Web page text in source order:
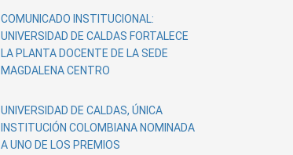
COMUNICADO INSTITUCIONAL:
UNIVERSIDAD DE CALDAS FORTALECE
LA PLANTA DOCENTE DE LA SEDE
MAGDALENA CENTRO
UNIVERSIDAD DE CALDAS, ÚNICA
INSTITUCIÓN COLOMBIANA NOMINADA
A UNO DE LOS PREMIOS